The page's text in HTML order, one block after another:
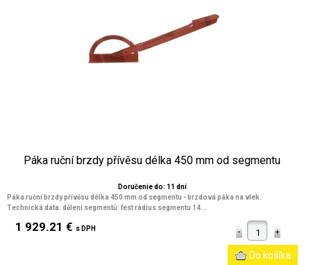
Páka ruční brzdy přívěsu délka 450 mm od segmentu
Doručenie do: 11 dní
Páka ruční brzdy přívěsu délka 450 mm od segmentu - brzdová páka na vlek.
Technická data: dělení segmentů: fest rádius segmentu 14...
1 929.21 € s DPH